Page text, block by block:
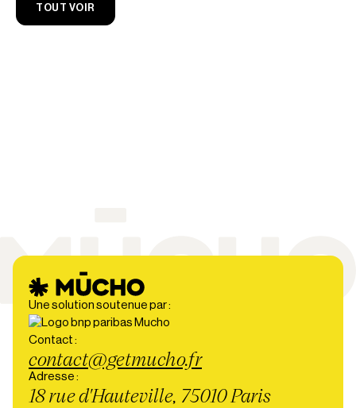
TOUT VOIR
Une solution soutenue par :
Contact :
contact@getmucho.fr
Adresse :
18 rue d'Hauteville, 75010 Paris